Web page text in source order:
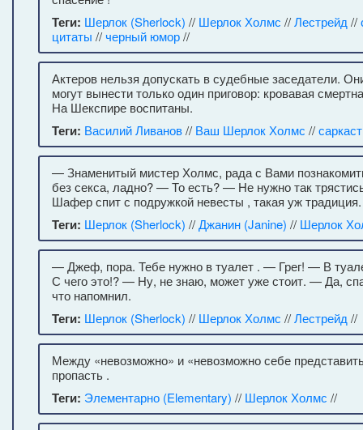
Теги: Шерлок (Sherlock) // Шерлок Холмс //Лестрейд //
цитаты //черный юмор//
Актеров нельзя допускать в судебные заседатели.
могут вынести только один приговор: кровавая
На Шекспире воспитаны.
Теги: Василий Ливанов// Ваш Шерлок Холмс //
— Знаменитый мистер Холмс, рада с Вами
без секса, ладно? — То есть? — Не нужно так
Шафер спит с подружкой невесты , такая уж традиция.
Теги: Шерлок (Sherlock) //Джанин (Janine) // Шерлок
— Джеф, пора. Тебе нужно в туалет . — Грег! — В
С чего это!? — Ну, не знаю, может уже стоит. — Да,
что напомнил.
Теги: Шерлок (Sherlock) // Шерлок Холмс //Лестрейд //
Между «невозможно» и «невозможно себе
пропасть .
Теги: Элементарно (Elementary) // Шерлок Холмс //